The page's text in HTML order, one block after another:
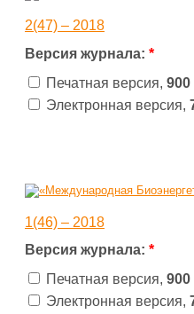
2(47) – 2018
Версия журнала: *
Печатная версия, 900
Электронная версия,
1(46) – 2018
Версия журнала: *
Печатная версия, 900
Электронная версия,